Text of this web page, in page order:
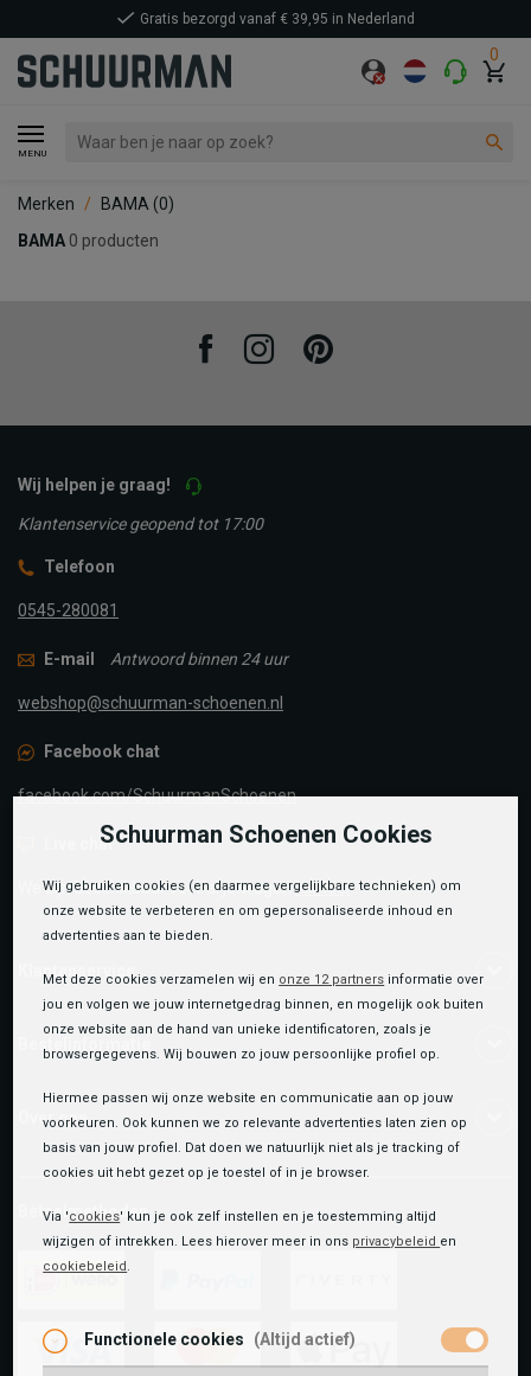
0
MENU
Gratis bezorgd vanaf € 39,95 in Nederland
Merken BAMA (0)
BAMA 0 producten
FacebookInstagramPinterest
Wij helpen je graag!
Klantenservice geopend tot 17:00
Telefoon
0545-280081
E-mail Antwoord binnen 24 uur
webshop@schuurman-schoenen.nl
Facebook chat
facebook.com/SchuurmanSchoenen
Live chat
We zijn beschikbaar voor al je vragenKlik hier.
Klantenservice
Over ons
Betaalmethoden
Schuurman Schoenen Cookies
Wij gebruiken cookies (en daarmee vergelijkbare technieken) om
onze website te verbeteren en om gepersonaliseerde inhoud en
advertenties aan te bieden.
Met deze cookies verzamelen wij en onze 12 partners informatie over
jou en volgen we jouw internetgedrag binnen, en mogelijk ook buiten
onze website aan de hand van unieke identificatoren, zoals je
browsergegevens. Wij bouwen zo jouw persoonlijke profiel op.
Hiermee passen wij onze website en communicatie aan op jouw
voorkeuren. Ook kunnen we zo relevante advertenties laten zien op
basis van jouw profiel. Dat doen we natuurlijk niet als je tracking of
cookies uit hebt gezet op je toestel of in je browser.
Via 'cookies' kun je ook zelf instellen en je toestemming altijd
wijzigen of intrekken. Lees hierover meer in ons privacybeleid en
cookiebeleid .
Functionele cookies (Altijd actief)